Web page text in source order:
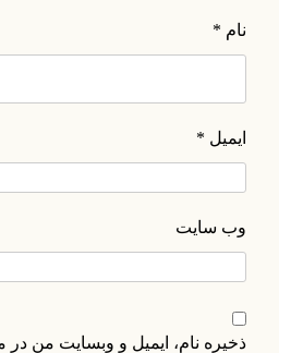
نام *
ایمیل *
وب‌ سایت
ذخیره نام، ایمیل و وبسایت من در